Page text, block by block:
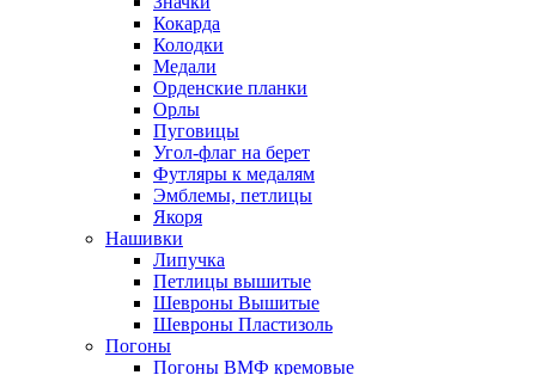
Кокарда
Колодки
Медали
Орденские планки
Орлы
Пуговицы
Угол-флаг на берет
Футляры к медалям
Эмблемы, петлицы
Якоря
Нашивки
Липучка
Петлицы вышитые
Шевроны Вышитые
Шевроны Пластизоль
Погоны
Погоны ВМФ кремовые